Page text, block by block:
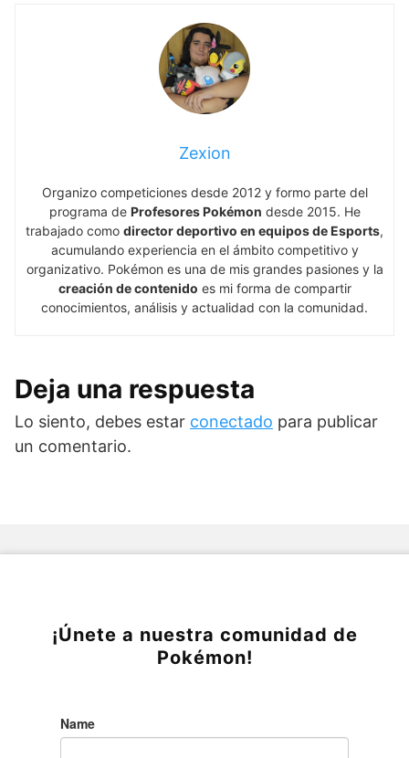
Zexion
Organizo competiciones desde 2012 y formo parte del
programa de Profesores Pokémon desde 2015. He
trabajado como director deportivo en equipos de Esports,
acumulando experiencia en el ámbito competitivo y
organizativo. Pokémon es una de mis grandes pasiones y la
creación de contenido es mi forma de compartir
conocimientos, análisis y actualidad con la comunidad.
Deja una respuesta
Lo siento, debes estar conectado para publicar
un comentario.
¡Únete a nuestra comunidad de
Pokémon!